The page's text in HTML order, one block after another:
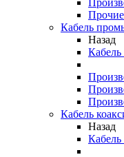
Кабель
Назад
Кабель
Назад
Кабель